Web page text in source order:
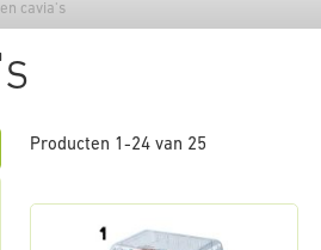
cavia's
Producten 1-24 van 25